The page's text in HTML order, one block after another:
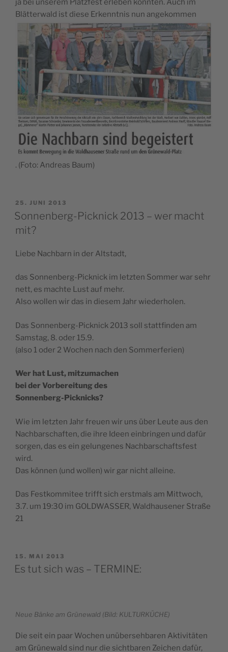
Blätterwald ist diese Erkenntnis nun angekommen
. (Foto: Andreas Baum)
VERÖFFENTLICHT
AM
25. JUNI 2013
Sonnenberg-Picknick 2013 – wer macht
mit?
Liebe Nachbarn in der Altstadt,
das Sonnenberg-Picknick im letzten Sommer war sehr
nett, es machte Lust auf mehr.
Also wollen wir das in diesem Jahr wiederholen.
Das Sonnenberg-Picknick 2013 soll stattfinden am
Samstag, 8. oder 15.9.
(also 1 oder 2 Wochen nach den Sommerferien)
Wer hat Lust, mitzumachen
bei der Vorbereitung des
Sonnenberg-Picknicks?
Wie im letzten Jahr freuen wir uns über Leute aus den
Nachbarschaften, die ihre Ideen einbringen und dafür
sorgen, das es ein gelungenes Nachbarschaftsfest
wird.
Das können (und wollen) wir gar nicht alleine.
Das Festkommitee trifft sich erstmals am Mittwoch,
3.7. um 19:30 im GOLDWASSER, Waldhausener Straße
21
VERÖFFENTLICHT
AM
15. MAI 2013
Es tut sich was – TERMINE:
Neue Bänke am Grünewald (Bild: KULTURKÜCHE)
Die seit ein paar Wochen unübersehbaren Aktivitäten
am Grünewald sind nur die sichtbaren Zeichen dafür,